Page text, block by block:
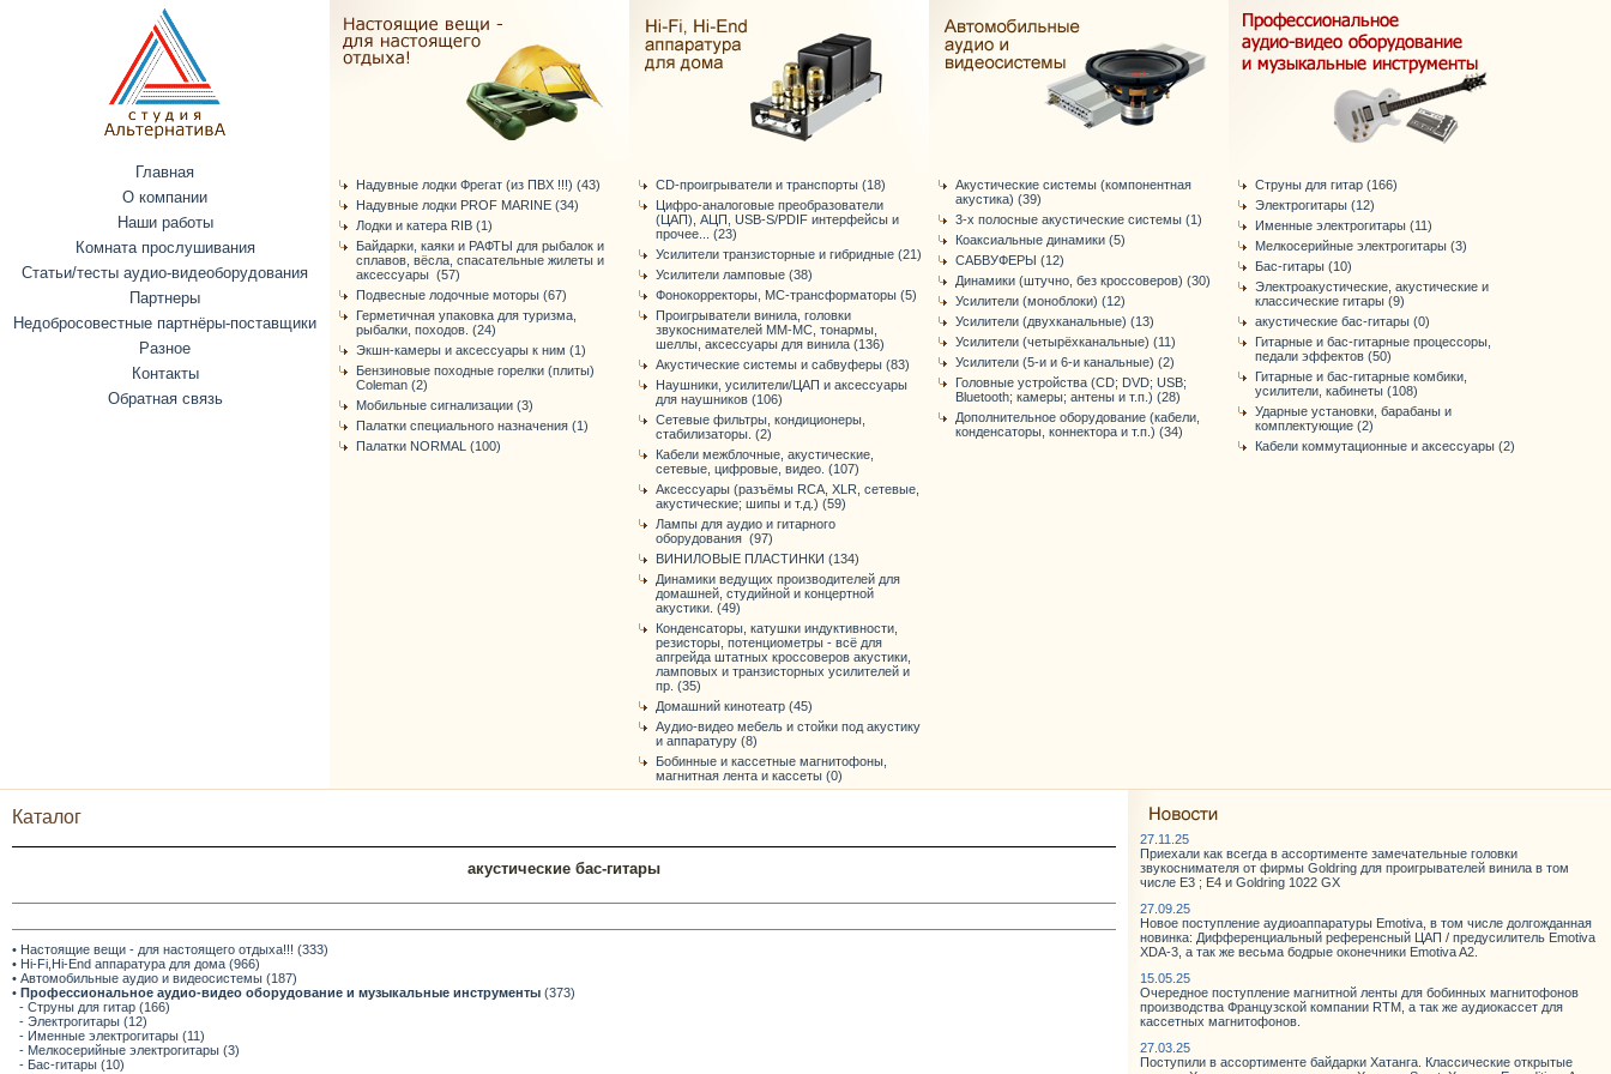
Главная
О компании
Наши работы
Комната прослушивания
Статьи/тесты аудио-видеоборудования
Партнеры
Недобросовестные партнёры-поставщики
Разное
Контакты
Обратная связь
Надувные лодки Фрегат (из ПВХ !!!) (43)
Надувные лодки PROF MARINE (34)
Лодки и катера RIB (1)
Байдарки, каяки и РАФТЫ для рыбалок и
сплавов, вёсла, спасательные жилеты и
аксессуары (57)
Подвесные лодочные моторы (67)
Герметичная упаковка для туризма,
рыбалки, походов. (24)
Экшн-камеры и аксессуары к ним (1)
Бензиновые походные горелки (плиты)
Coleman (2)
Мобильные сигнализации (3)
Палатки специального назначения (1)
Палатки NORMAL (100)
CD-проигрыватели и транспорты (18)
Цифро-аналоговые преобразователи
(ЦАП), АЦП, USB-S/PDIF интерфейсы и
прочее... (23)
Усилители транзисторные и гибридные (21)
Усилители ламповые (38)
Фонокорректоры, МС-трансформаторы (5)
Проигрыватели винила, головки
звукоснимателей ММ-МС, тонармы,
шеллы, аксессуары для винила (136)
Акустические системы и сабвуферы (83)
Наушники, усилители/ЦАП и аксессуары
для наушников (106)
Сетевые фильтры, кондиционеры,
стабилизаторы. (2)
Кабели межблочные, акустические,
сетевые, цифровые, видео. (107)
Аксессуары (разъёмы RCA, XLR, сетевые,
акустические; шипы и т.д.) (59)
Лампы для аудио и гитарного
оборудования (97)
ВИНИЛОВЫЕ ПЛАСТИНКИ (134)
Динамики ведущих производителей для
домашней, студийной и концертной
акустики. (49)
Конденсаторы, катушки индуктивности,
резисторы, потенциометры - всё для
апгрейда штатных кроссоверов акустики,
ламповых и транзисторных усилителей и
пр. (35)
Домашний кинотеатр (45)
Аудио-видео мебель и стойки под акустику
и аппаратуру (8)
Бобинные и кассетные магнитофоны,
магнитная лента и кассеты (0)
Акустические системы (компонентная
акустика) (39)
3-х полосные акустические системы (1)
Коаксиальные динамики (5)
САБВУФЕРЫ (12)
Динамики (штучно, без кроссоверов) (30)
Усилители (моноблоки) (12)
Усилители (двухканальные) (13)
Усилители (четырёхканальные) (11)
Усилители (5-и и 6-и канальные) (2)
Головные устройства (CD; DVD; USB;
Bluetooth; камеры; антены и т.п.) (28)
Дополнительное оборудование (кабели,
конденсаторы, коннектора и т.п.) (34)
Струны для гитар (166)
Электрогитары (12)
Именные электрогитары (11)
Мелкосерийные электрогитары (3)
Бас-гитары (10)
Электроакустические, акустические и
классические гитары (9)
акустические бас-гитары (0)
Гитарные и бас-гитарные процессоры,
педали эффектов (50)
Гитарные и бас-гитарные комбики,
усилители, кабинеты (108)
Ударные установки, барабаны и
комплектующие (2)
Кабели коммутационные и аксессуары (2)
Каталог
акустические бас-гитары
• Настоящие вещи - для настоящего отдыха!!! (333)
• Hi-Fi,Hi-End аппаратура для дома (966)
• Автомобильные аудио и видеосистемы (187)
• Профессиональное аудио-видео оборудование и музыкальные инструменты (373)
- Струны для гитар (166)
- Электрогитары (12)
- Именные электрогитары (11)
- Мелкосерийные электрогитары (3)
- Бас-гитары (10)
27.11.25
Приехали как всегда в ассортименте замечательные головки
звукоснимателя от фирмы Goldring для проигрывателей винила в том
числе E3 ; E4 и Goldring 1022 GX
27.09.25
Новое поступление аудиоаппаратуры Emotiva, в том числе долгожданная
новинка: Дифференциальный референсный ЦАП / предусилитель Emotiva
XDA-3, а так же весьма бодрые оконечники Emotiva A2.
15.05.25
Очередное поступление магнитной ленты для бобинных магнитофонов
производства Французской компании RTM, а так же аудиокассет для
кассетных магнитофонов.
27.03.25
Поступили в ассортименте байдарки Хатанга. Классические открытые